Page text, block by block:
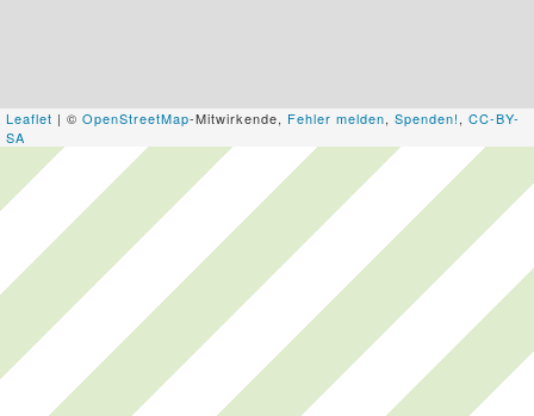
Leaflet | © OpenStreetMap-Mitwirkende, Fehler melden, Spenden!, CC-BY-
SA